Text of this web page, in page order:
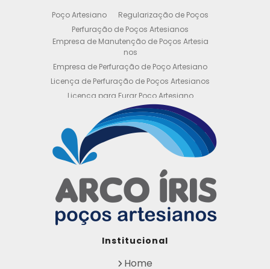
Poço Artesiano
Regularização de Poços
Perfuração de Poços Artesianos
Empresa de Manutenção de Poços Artesia
nos
Empresa de Perfuração de Poço Artesiano
Licença de Perfuração de Poços Artesianos
Licença para Furar Poço Artesiano
Licença para Perfuração de Poço Artesiano
Licença para Poço Semi Artesiano
Manutenção de Poço Semi Artesiano
Manutenção Preventiva de Poços Artesiano
Obtenha sua Licença de Perfuração de Poç
o Artesiano
Orçamento de Poço Semi Artesiano
Orçamento para Perfuração de Poço Artesi
ano
Outorga DAEE para Poço Artesiano
cos
Institucional
Home